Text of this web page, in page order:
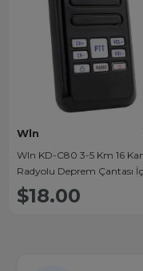
Wln
Wln KD-C80 3-5 Km 16
Radyolu Deprem Çantası
Mini Telsiz
$18.00